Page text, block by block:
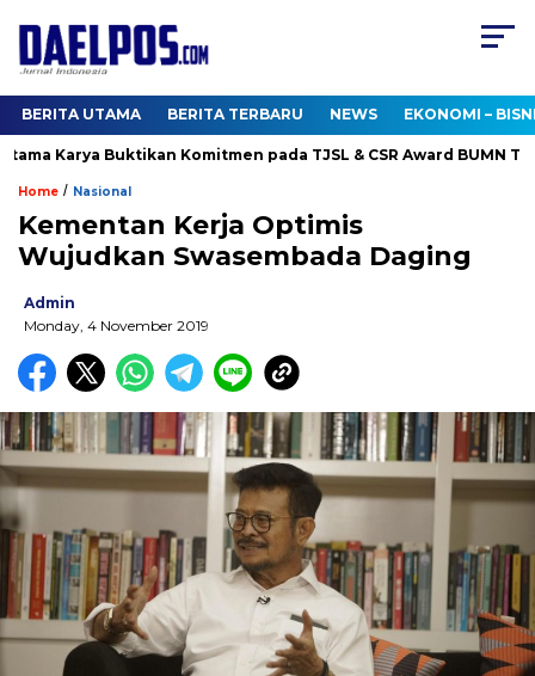
BERITA UTAMA BERITA TERBARU NEWS EKONOMI –
Karya Buktikan Komitmen pada TJSL & CSR Award BUMN Track
Home / Nasional
Kementan Kerja Optimis
Wujudkan Swasembada Daging
Admin
Monday, 4 November 2019